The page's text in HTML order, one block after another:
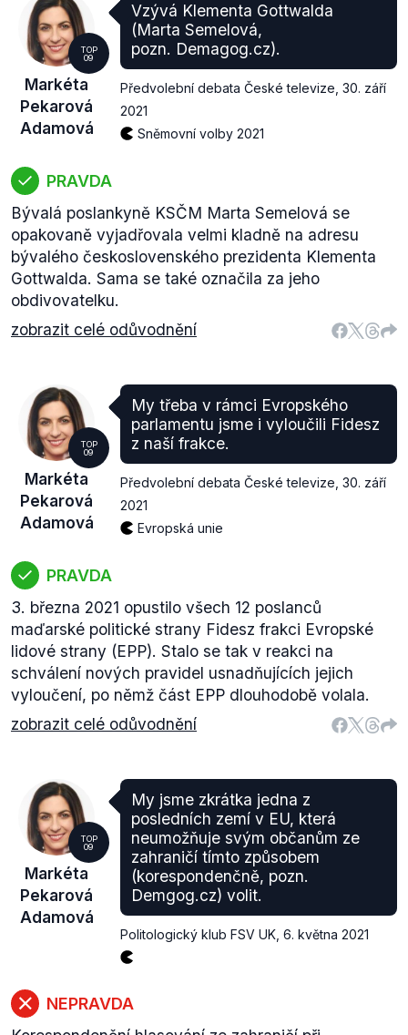
TOP
09
Markéta
Pekarová
Adamová
Vzývá Klementa Gottwalda
(Marta Semelová,
pozn. Demagog.cz).
Předvolební debata České televize 30. září
2021
Sněmovní volby 2021
PRAVDA
Bývalá poslankyně KSČM Marta Semelová se
opakovaně vyjadřovala velmi kladně na adresu
bývalého československého prezidenta Klementa
Gottwalda. Sama se také označila za jeho
obdivovatelku.
zobrazit celé odůvodnění
TOP
09
Markéta
Pekarová
Adamová
My třeba v rámci Evropského
parlamentu jsme i vyloučili Fidesz
z naší frakce.
Předvolební debata České televize 30. září
2021
Evropská unie
PRAVDA
3. března 2021 opustilo všech 12 poslanců
maďarské politické strany Fidesz frakci Evropské
lidové strany (EPP). Stalo se tak v reakci na
schválení nových pravidel usnadňujících jejich
vyloučení, po němž část EPP dlouhodobě volala.
zobrazit celé odůvodnění
TOP
09
Markéta
Pekarová
Adamová
My jsme zkrátka jedna z
posledních zemí v EU, která
neumožňuje svým občanům ze
zahraničí tímto způsobem
(korespondenčně, pozn.
Demgog.cz) volit.
Politologický klub FSV UK 6. května 2021
NEPRAVDA